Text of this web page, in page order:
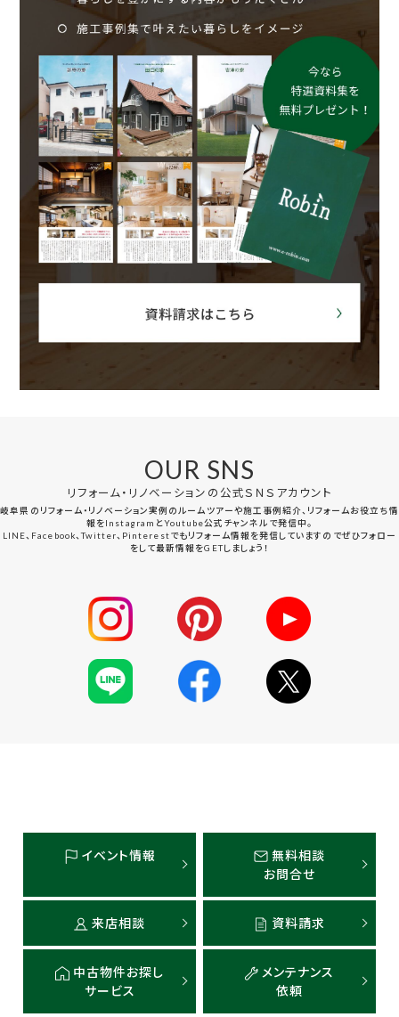
OUR SNS
リフォーム・リノベーションの公式ＳＮＳアカウント
岐阜県のリフォーム・リノベーション実例のルームツアーや施工事例紹介、リフォームお役立ち情
報をInstagramとYoutube公式チャンネルで発信中。
LINE、Facebook、Twitter、Pinterestでもリフォーム情報を発信していますのでぜひフォロー
をして最新情報をGETしましょう！
イベント情報
無料相談
お問合せ
来店相談 資料請求
中古物件お探し
サービス
メンテナンス
依頼